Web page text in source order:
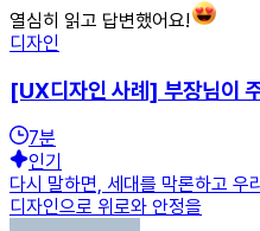
열심히 읽고 답변했어요!
디자인
[UX디자인 사례] 부장님이
7분
인기
다시 말하면, 세대를 막론하고 우
디자인으로 위로와 안정을